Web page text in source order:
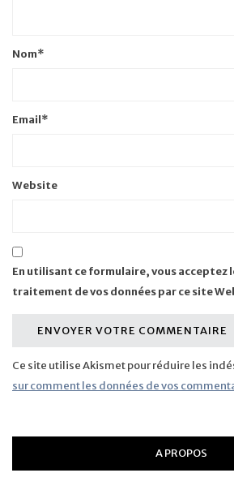
Nom*
Email*
Website
En utilisant ce formulaire, vous acceptez
traitement de vos données par ce site
Ce site utilise Akismet pour réduire les
sur comment les données de vos
A PROPOS